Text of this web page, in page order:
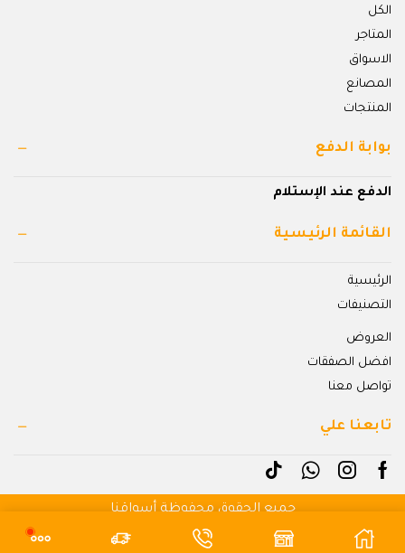
الكل
المتاجر
الاسواق
المصانع
المنتجات
بوابة الدفع
الدفع عند الإستلام
القائمة الرئيسية
الرئيسية
التصنيفات
العروض
افضل الصفقات
تواصل معنا
تابعنا علي
جميع الحقوق محفوظة أسواقنا
بواسطة شهبندر